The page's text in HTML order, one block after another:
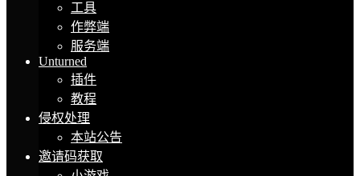
工具
作弊端
服务端
Unturned
插件
教程
侵权处理
本站公告
邀请码获取